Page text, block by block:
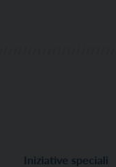
Iniziative speciali